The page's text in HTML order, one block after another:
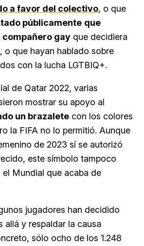
a favor del colectivo, o que
públicamente que
compañero gay que decidiera
o que hayan hablado sobre
con la lucha LGTBIQ+.
de Qatar 2022, varias
mostrar su apoyo al
un brazalete con los colores
la FIFA no lo permitió. Aunque
de 2023 sí se autorizó
este símbolo tampoco
el Mundial que acaba de
jugadores han decidido
allá y respaldar la causa
sólo ocho de los 1.248